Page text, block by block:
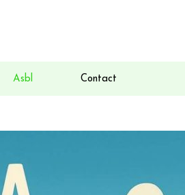
Asbl Contact